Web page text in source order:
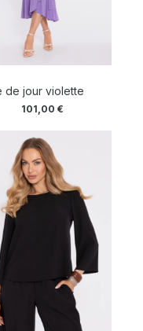
de jour violette
101,00€